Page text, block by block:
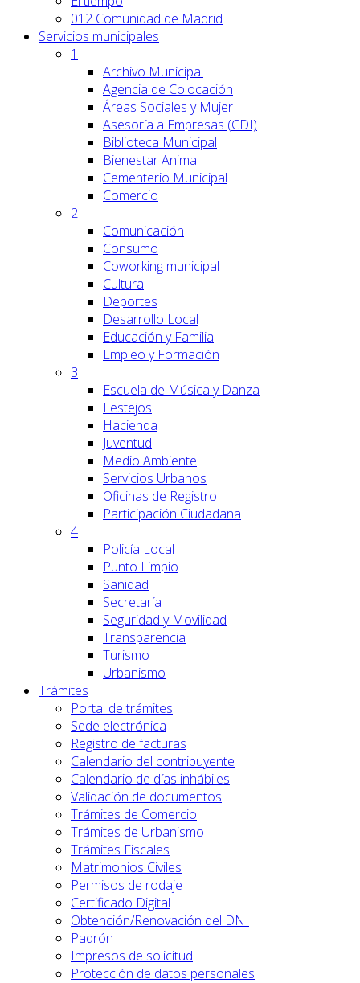
012 Comunidad de Madrid
Servicios municipales
1
Archivo Municipal
Agencia de Colocación
Áreas Sociales y Mujer
Asesoría a Empresas (CDI)
Biblioteca Municipal
Bienestar Animal
Cementerio Municipal
Comercio
2
Comunicación
Consumo
Coworking municipal
Cultura
Deportes
Desarrollo Local
Educación y Familia
Empleo y Formación
3
Escuela de Música y Danza
Festejos
Hacienda
Juventud
Medio Ambiente
Servicios Urbanos
Oficinas de Registro
Participación Ciudadana
4
Policía Local
Punto Limpio
Sanidad
Secretaría
Seguridad y Movilidad
Transparencia
Turismo
Urbanismo
Trámites
Portal de trámites
Sede electrónica
Registro de facturas
Calendario del contribuyente
Calendario de días inhábiles
Validación de documentos
Trámites de Comercio
Trámites de Urbanismo
Trámites Fiscales
Matrimonios Civiles
Permisos de rodaje
Certificado Digital
Obtención/Renovación del DNI
Padrón
Impresos de solicitud
Protección de datos personales